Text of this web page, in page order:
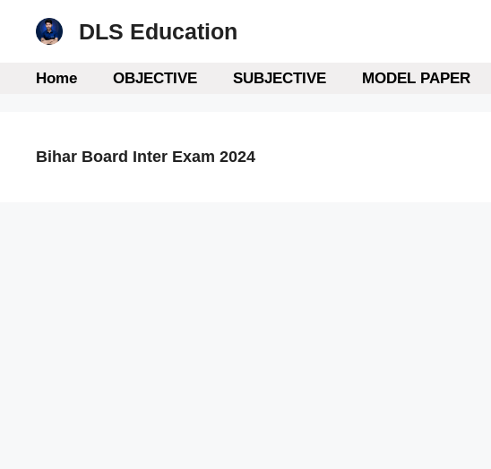
DLS Education
Home OBJECTIVE SUBJECTIVE MODEL PAPER
Bihar Board Inter Exam 2024